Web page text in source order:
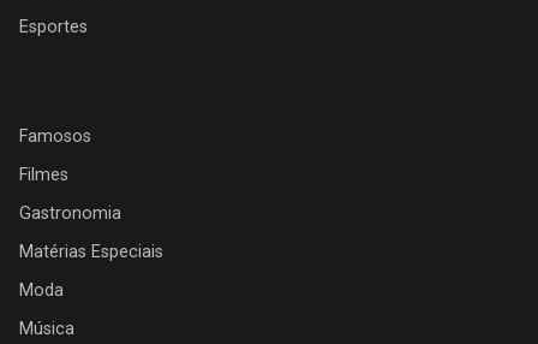
Esportes
Famosos
Filmes
Gastronomia
Matérias Especiais
Moda
Música